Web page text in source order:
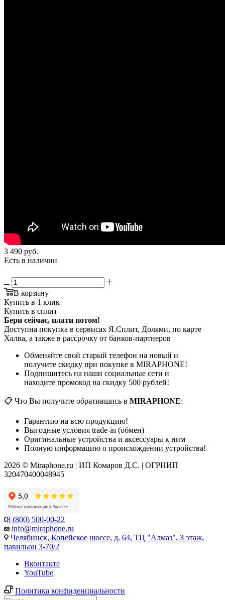
3 490 руб.
Есть в наличии
В корзину
Купить в 1 клик
Купить в сплит
Бери сейчас, плати потом!
Доступна покупка в сервисах Я.Сплит, Долями, по карте
Халва, а также в рассрочку от банков-партнеров
Обменяйте свой старый телефон на новый и
получите скидку при покупке в MIRAPHONE!
Подпишитесь на наши социальные сети и
находите промокод на скидку 500 рублей!
📋 Что Вы получите обратившись в MIRAPHONE:
Гарантию на всю продукцию!
Выгодные условия trade-in (обмен)
Оригинальные устройства и аксессуары к ним
Полную информацию о происхождении устройства!
2026 © Miraphone.ru | ИП Комаров Д.С. | ОГРНИП
320470400048945
8 (800) 500-00-22
info@miraphone.ru
Челябинск, Копейское шоссе, д. 64, ТЦ "Алмаз", 3 этаж,
павильон 3-70/2
Вконтакте
YouTube
Политика конфиденциальности